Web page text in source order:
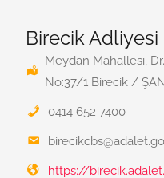
Birecik
Meydan Mahallesi,
No:37/1 Birecik /
0414 652 7400
https://